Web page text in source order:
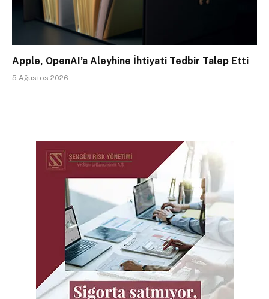
Apple, OpenAI’a Aleyhine İhtiyati Tedbir Talep Etti
5 Ağustos 2026